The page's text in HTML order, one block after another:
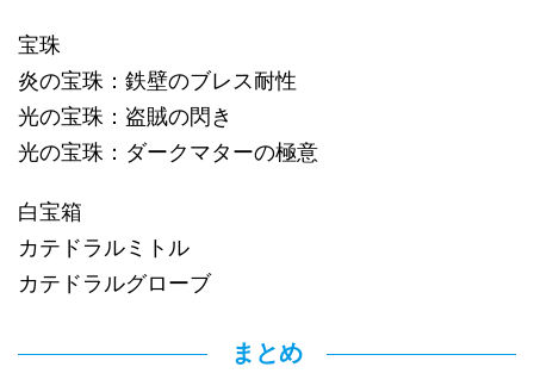
宝珠
炎の宝珠：鉄壁のブレス耐性
光の宝珠：盗賊の閃き
光の宝珠：ダークマターの極意
白宝箱
カテドラルミトル
カテドラルグローブ
まとめ